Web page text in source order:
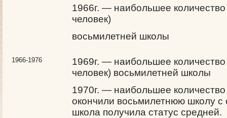
1966г. — наибольшее
человек)
восьмилетней школы
1966-1976
1969г. — наибольшее количество
человек) восьмилетней школы
1970г. — наибольшее
окончили восьмилетнюю школу
школа получила статус средней.